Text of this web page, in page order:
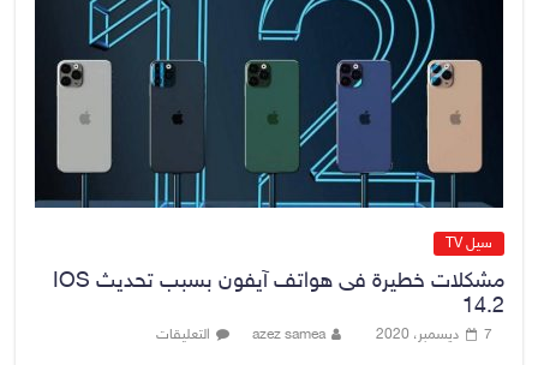
محكمة أمريكية تلزم “ميتا” بدفع
567 مليون دولار
7 أغسطس، 2026 No Comment
سيل TV
مشكلات خطيرة فى هواتف آيفون بسبب تحديث IOS
14.2
7 ديسمبر، 2020 azez samea التعليقات